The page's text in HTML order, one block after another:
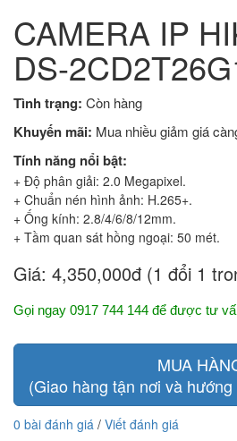
CAMERA IP
DS-
Tình trạng: Còn hàng
Khuyến mãi: Mua nhiều giảm giá
Tính năng nổi bật:
+ Độ phân giải: 2.0 Megapixel.
+ Chuẩn nén hình ảnh: H.265+.
+ Ống kính: 2.8/4/6/8/12mm.
+ Tầm quan sát hồng ngoại: 50 mét.
Giá: 4,350,000đ (1 đổi 1
Gọi ngay 0917 744 144 để được tư
MUA
(Giao hàng tận nơi và
0 bài đánh giá / Viết đánh giá